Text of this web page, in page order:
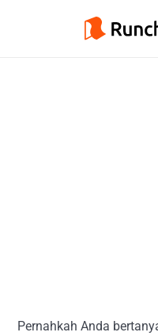
Pernahkah Anda